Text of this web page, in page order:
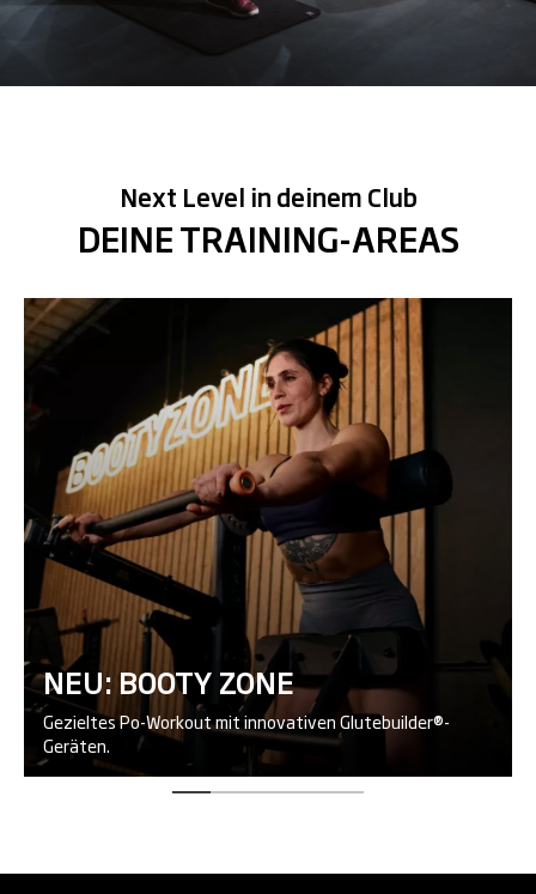
Next Level in deinem Club
DEINE TRAINING-AREAS
NEU: BOOTY ZONE
Gezieltes Po-Workout mit innovativen Glutebuilder®-
Geräten.